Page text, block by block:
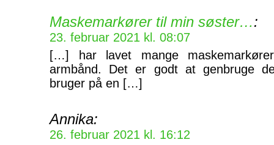
Maskemarkører til min søster…:
23. februar 2021 kl. 08:07
[…] har lavet mange
armbånd. Det er godt at genbruge
bruger på en […]
Annika:
26. februar 2021 kl. 16:12